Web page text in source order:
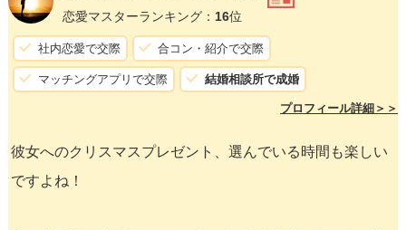
恋愛マスターランキング： 16位
社内恋愛で交際 合コン・紹介で交際
マッチングアプリで交際 結婚相談所で成婚
プロフィール詳細＞＞
彼女へのクリスマスプレゼント、選んでいる時間も楽しい
ですよね！